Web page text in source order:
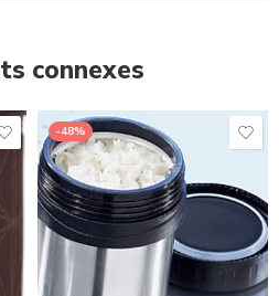
connexes
-48%